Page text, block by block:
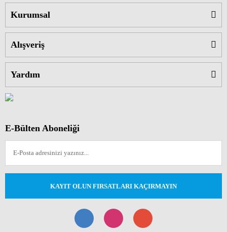
Kurumsal
Alışveriş
Yardım
E-Bülten Aboneliği
KAYIT OLUN FIRSATLARI KAÇIRMAYIN